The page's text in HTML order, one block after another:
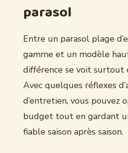
parasol
Entre un parasol plage
gamme et un modèle
différence se voit surtout
Avec quelques réflexes
d’entretien, vous pouvez
budget tout en gardant
fiable saison après saison.